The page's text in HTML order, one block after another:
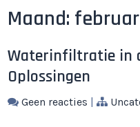
Maand:
Waterinfiltratie in
Oplossingen
Geen reacties |